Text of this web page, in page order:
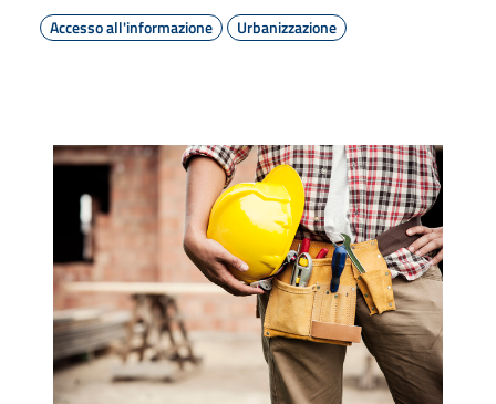
Accesso all'informazione
Urbanizzazione